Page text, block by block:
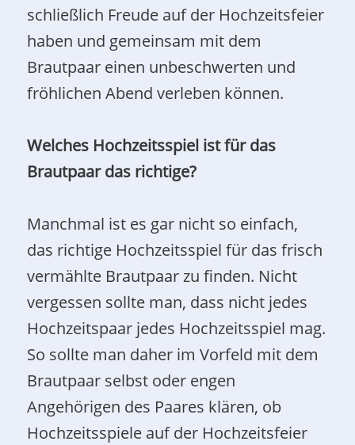
schließlich Freude auf der Hochzeitsfeier
haben und gemeinsam mit dem
Brautpaar einen unbeschwerten und
fröhlichen Abend verleben können.
Welches Hochzeitsspiel ist für das
Brautpaar das richtige?
Manchmal ist es gar nicht so einfach,
das richtige Hochzeitsspiel für das frisch
vermählte Brautpaar zu finden. Nicht
vergessen sollte man, dass nicht jedes
Hochzeitspaar jedes Hochzeitsspiel mag.
So sollte man daher im Vorfeld mit dem
Brautpaar selbst oder engen
Angehörigen des Paares klären, ob
Hochzeitsspiele auf der Hochzeitsfeier